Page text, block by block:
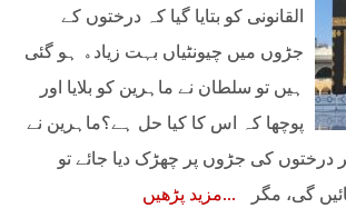
ﺍﻟﻘﺎﻧﻮﻧﯽ ﮐﻮ ﺑﺘﺎﯾﺎ ﮔﯿﺎ ﮐﮧ ﺩﺭﺧﺘﻮﮞ ﮐﮯ
ﺟﮍﻭﮞ ﻣﯿﮟ ﭼﯿﻮﻧﭩﯿﺎﮞ ﺑﮩﺖ ﺯﯾﺎﺩﮦ ﮨﻮ ﮔﺌﯽ
ﮨﯿﮟ ﺗﻮ ﺳﻠﻄﺎﻥ ﻧﮯ ﻣﺎﮨﺮﯾﻦ ﮐﻮ ﺑﻼﯾﺎ ﺍﻭﺭ
ﭘﻮﭼﮭﺎ ﮐﮧ ﺍﺱ ﮐﺎ ﮐﯿﺎ ﺣﻞ ﮨﮯ؟‏ﻣﺎﮨﺮﯾﻦ ﻧﮯ
ﺩﺭﺧﺘﻮﮞ کی ﺟﮍﻭﮞ ﭘﺮ ﭼﮭﮍﮎ ﺩﯾﺎ ﺟﺎﺋﮯ ﺗﻮ
ﮔﯽ، ﻣﮕﺮ
مزید پڑھیں